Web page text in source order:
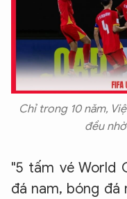
Chỉ trong 10 năm,
đều
"5 tấm vé World
đá nam, bóng đá